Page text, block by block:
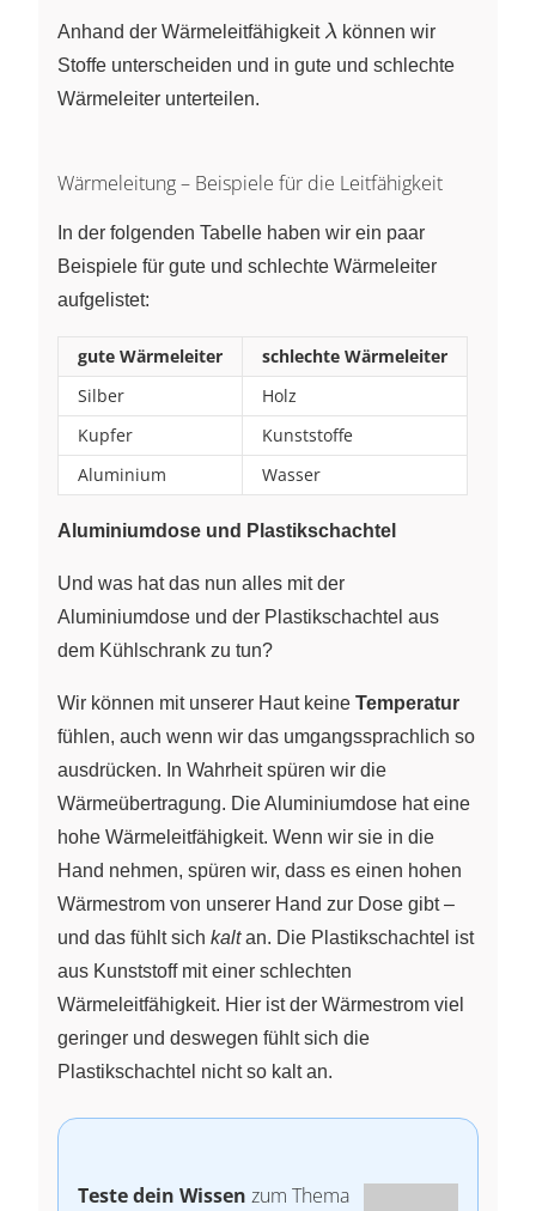
\lambda
\cdot A
\cdot
\frac{
T_2 }{
d }
Anhand der Wärmeleitfähigkeit \lambda
λ können wir
Stoffe unterscheiden und in gute und schlechte
Wärmeleiter unterteilen.
Wärmeleitung – Beispiele für die Leitfähigkeit
In der folgenden Tabelle haben wir ein paar
Beispiele für gute und schlechte Wärmeleiter
aufgelistet:
gute Wärmeleiter
schlechte Wärmeleiter
Silber
Holz
Kupfer
Kunststoffe
Aluminium
Wasser
Aluminiumdose und Plastikschachtel
Und was hat das nun alles mit der
Aluminiumdose und der Plastikschachtel aus
dem Kühlschrank zu tun?
Wir können mit unserer Haut keine Temperatur
fühlen, auch wenn wir das umgangssprachlich so
ausdrücken. In Wahrheit spüren wir die
Wärmeübertragung. Die Aluminiumdose hat eine
hohe Wärmeleitfähigkeit. Wenn wir sie in die
Hand nehmen, spüren wir, dass es einen hohen
Wärmestrom von unserer Hand zur Dose gibt –
und das fühlt sich kaltan. Die Plastikschachtel ist
aus Kunststoff mit einer schlechten
Wärmeleitfähigkeit. Hier ist der Wärmestrom viel
geringer und deswegen fühlt sich die
Plastikschachtel nicht so kalt an.
Teste dein Wissen zum Thema